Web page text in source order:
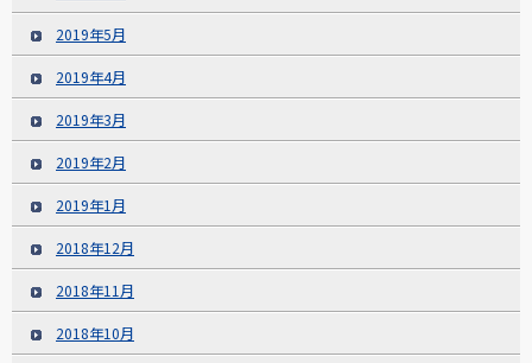
2019年5月
2019年4月
2019年3月
2019年2月
2019年1月
2018年12月
2018年11月
2018年10月